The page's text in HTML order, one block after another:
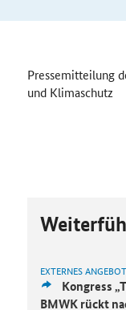
Pressemitteilung
und Klimaschutz
EXTERNES ANGEBOT
Kongress
BMWK rückt